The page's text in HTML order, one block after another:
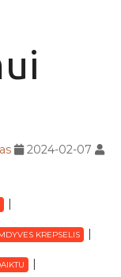
2024-02-07
KREPSELIS